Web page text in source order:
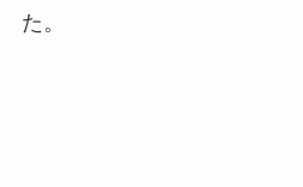
た。